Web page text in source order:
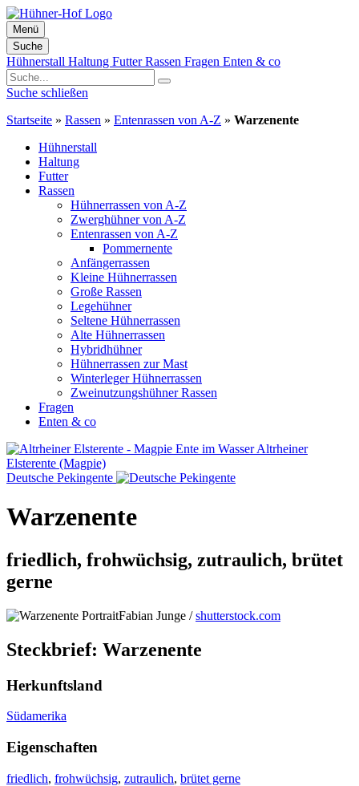
Menü
Suche
Zum
Inhalt
springen
Hühnerstall Haltung FutterRassen Fragen Enten & co
Suche schließen
Startseite » Rassen » Entenrassen von A-Z » Warzenente
Hühnerstall
Haltung
Futter
Rassen
Hühnerrassen von A-Z
Zwerghühner von A-Z
Entenrassen von A-Z
Pommernente
Anfängerrassen
Kleine Hühnerrassen
Große Rassen
Legehühner
Seltene Hühnerrassen
Alte Hühnerrassen
Hybridhühner
Hühnerrassen zur Mast
Winterleger Hühnerrassen
Zweinutzungshühner Rassen
Fragen
Enten & co
Altrheiner
Elsterente (Magpie)
Deutsche Pekingente
Warzenente
friedlich, frohwüchsig, zutraulich, brütet
gerne
Fabian Junge /shutterstock.com
Steckbrief: Warzenente
Herkunftsland
Südamerika
Eigenschaften
friedlich, frohwüchsig, zutraulich, brütet gerne